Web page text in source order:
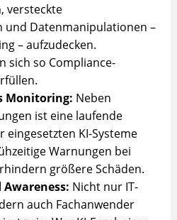
versteckte
und Datenmanipulationen –
– aufzudecken.
sich so Compliance-
Monitoring: Neben
ist eine laufende
eingesetzten KI-Systeme
Warnungen bei
größere Schäden.
Nicht nur IT-
auch Fachanwender